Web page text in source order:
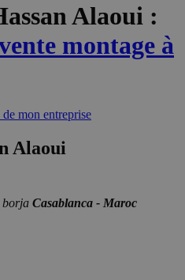
Alaoui :
montage à
mon entreprise
Alaoui
borja Casablanca - Maroc